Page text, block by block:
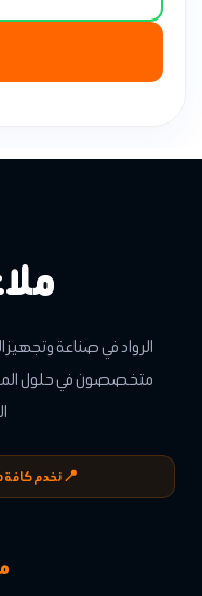
الرواد في صناعة وتجهيز
متخصصون في حلول
📍 نخدم كافة